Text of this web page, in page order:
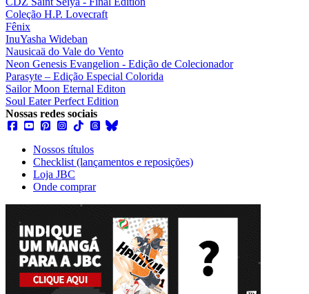
Coleção H.P. Lovecraft
Fênix
InuYasha Wideban
Nausicaä do Vale do Vento
Neon Genesis Evangelion - Edição de Colecionador
Parasyte – Edição Especial Colorida
Sailor Moon Eternal Editon
Soul Eater Perfect Edition
Nossas redes sociais
Nossos títulos
Checklist (lançamentos e reposições)
Loja JBC
Onde comprar